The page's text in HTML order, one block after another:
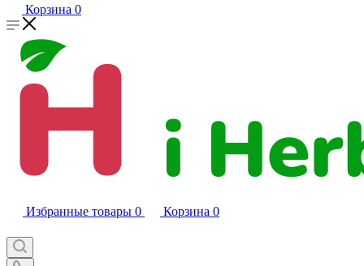
Корзина 0
Избранные товары 0 Корзина 0